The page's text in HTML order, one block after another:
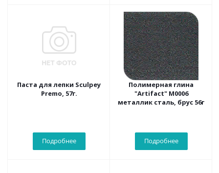
Паста для лепки Sculpey
Premo, 57г.
Подробнее
Полимерная глина
"Artifact" M0006
металлик сталь, брус 56г
Подробнее